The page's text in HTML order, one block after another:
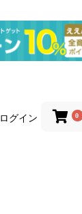
ログイン 0